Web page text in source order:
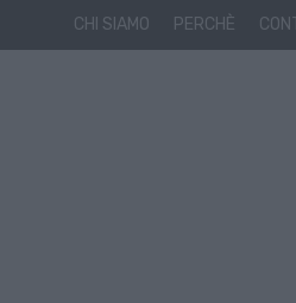
CHI SIAMO PERCHÈ